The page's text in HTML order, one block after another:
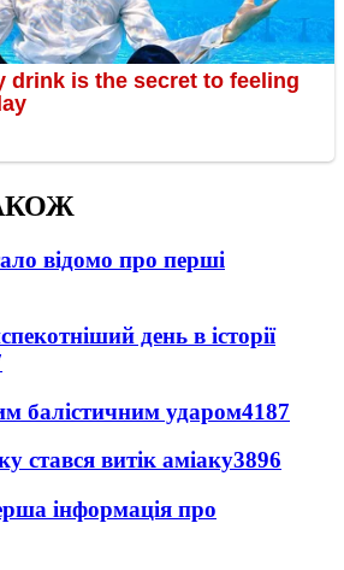
відомо про перші
день в історії
балістичним ударом4187
стався витік аміаку3896
інформація про